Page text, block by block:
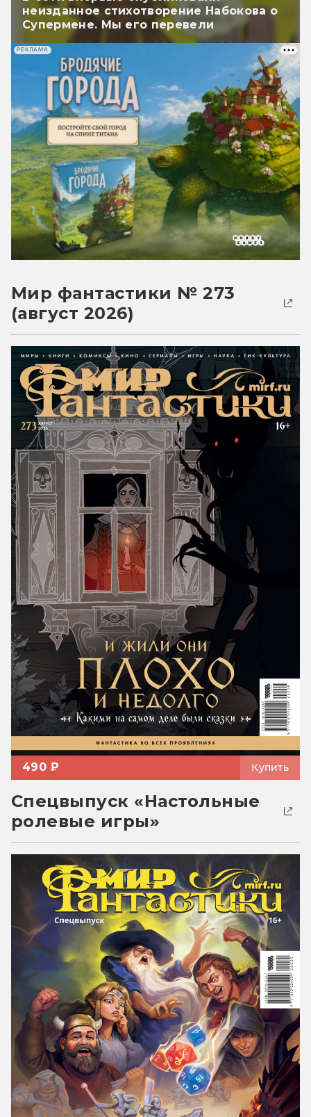
неизданное стихотворение Набокова о
Супермене. Мы его перевели
РЕКЛАМА
Мир фантастики № 273
(август 2026)
490 ₽ Купить
Спецвыпуск «Настольные
ролевые игры»